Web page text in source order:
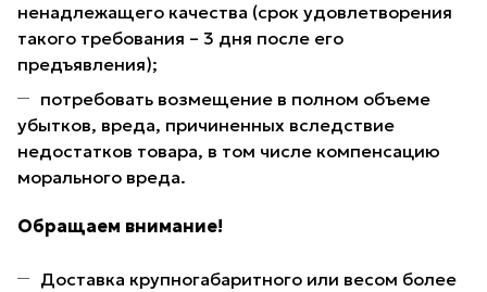
ненадлежащего качества (срок удовлетворения
такого требования – 3 дня после его
предъявления);
потребовать возмещение в полном объеме
убытков, вреда, причиненных вследствие
недостатков товара, в том числе компенсацию
морального вреда.
Обращаем внимание!
Доставка крупногабаритного или весом более